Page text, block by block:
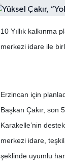
10 Yıllık kalkınma
merkezi idare ile
Erzincan için
Başkan Çakır, son
Karakelle’nin
merkezi idare,
şeklinde uyumlu